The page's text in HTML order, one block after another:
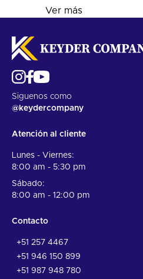
Ver más
Siguenos como
@keydercompany
Atención al cliente
Lunes - Viernes:
8:00 am - 5:30 pm
Sábado:
8:00 am - 12:00 pm
Contacto
+51 257 4467
+51 946 150 899
+51 987 948 780